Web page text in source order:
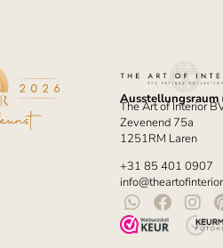
Ausstellungsraum
The Art of Interior
Zevenend 75a
1251RM Laren
+31 85 401 0907